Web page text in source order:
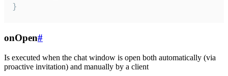
}
onOpen#
Is executed when the chat window is open both automatically (via
proactive invitation) and manually by a client